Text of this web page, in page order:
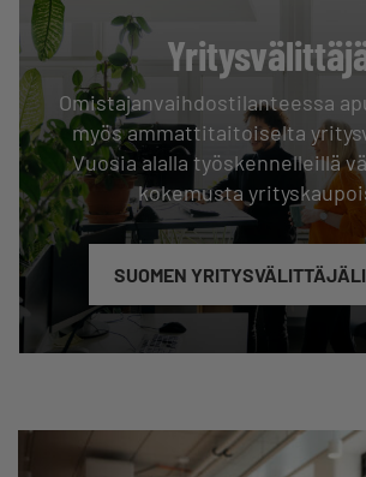
Omistajanvaihdostilanteessa
myös ammattitaitoiselta
Vuosia alalla työskennelleillä
kokemusta
SUOMEN